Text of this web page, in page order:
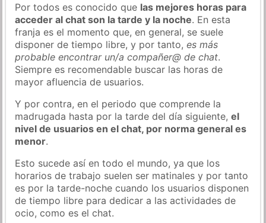
Por todos es conocido que las mejores horas para
acceder al chat son la tarde y la noche. En esta
franja es el momento que, en general, se suele
disponer de tiempo libre, y por tanto,es más
probable encontrar un/a compañer@ de chat.
Siempre es recomendable buscar las horas de
mayor afluencia de usuarios.
Y por contra, en el periodo que comprende la
madrugada hasta por la tarde del día siguiente,el
nivel de usuarios en el chat, por norma general es
menor.
Esto sucede así en todo el mundo, ya que los
horarios de trabajo suelen ser matinales y por tanto
es por la tarde-noche cuando los usuarios disponen
de tiempo libre para dedicar a las actividades de
ocio, como es el chat.